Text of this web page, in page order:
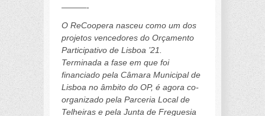
———-
O ReCoopera nasceu como um dos
projetos vencedores do Orçamento
Participativo de Lisboa ’21.
Terminada a fase em que foi
financiado pela Câmara Municipal de
Lisboa no âmbito do OP, é agora co-
organizado pela Parceria Local de
Telheiras e pela Junta de Freguesia